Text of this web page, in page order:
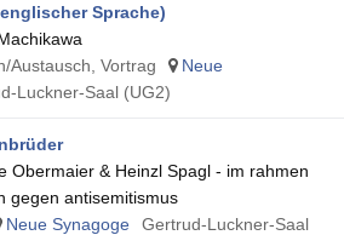
Sprache)
Austausch, Vortrag
Neue
Luckner-Saal (UG2)
Obermaier & Heinzl Spagl - im rahmen
gegen antisemitismus
Neue Synagoge Gertrud-Luckner-Saal